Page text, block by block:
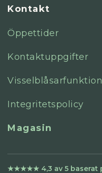
Kontakt
Öppettider
Kontaktuppgifter
Visselblåsarfunktion
Integritetspolicy
Magasin